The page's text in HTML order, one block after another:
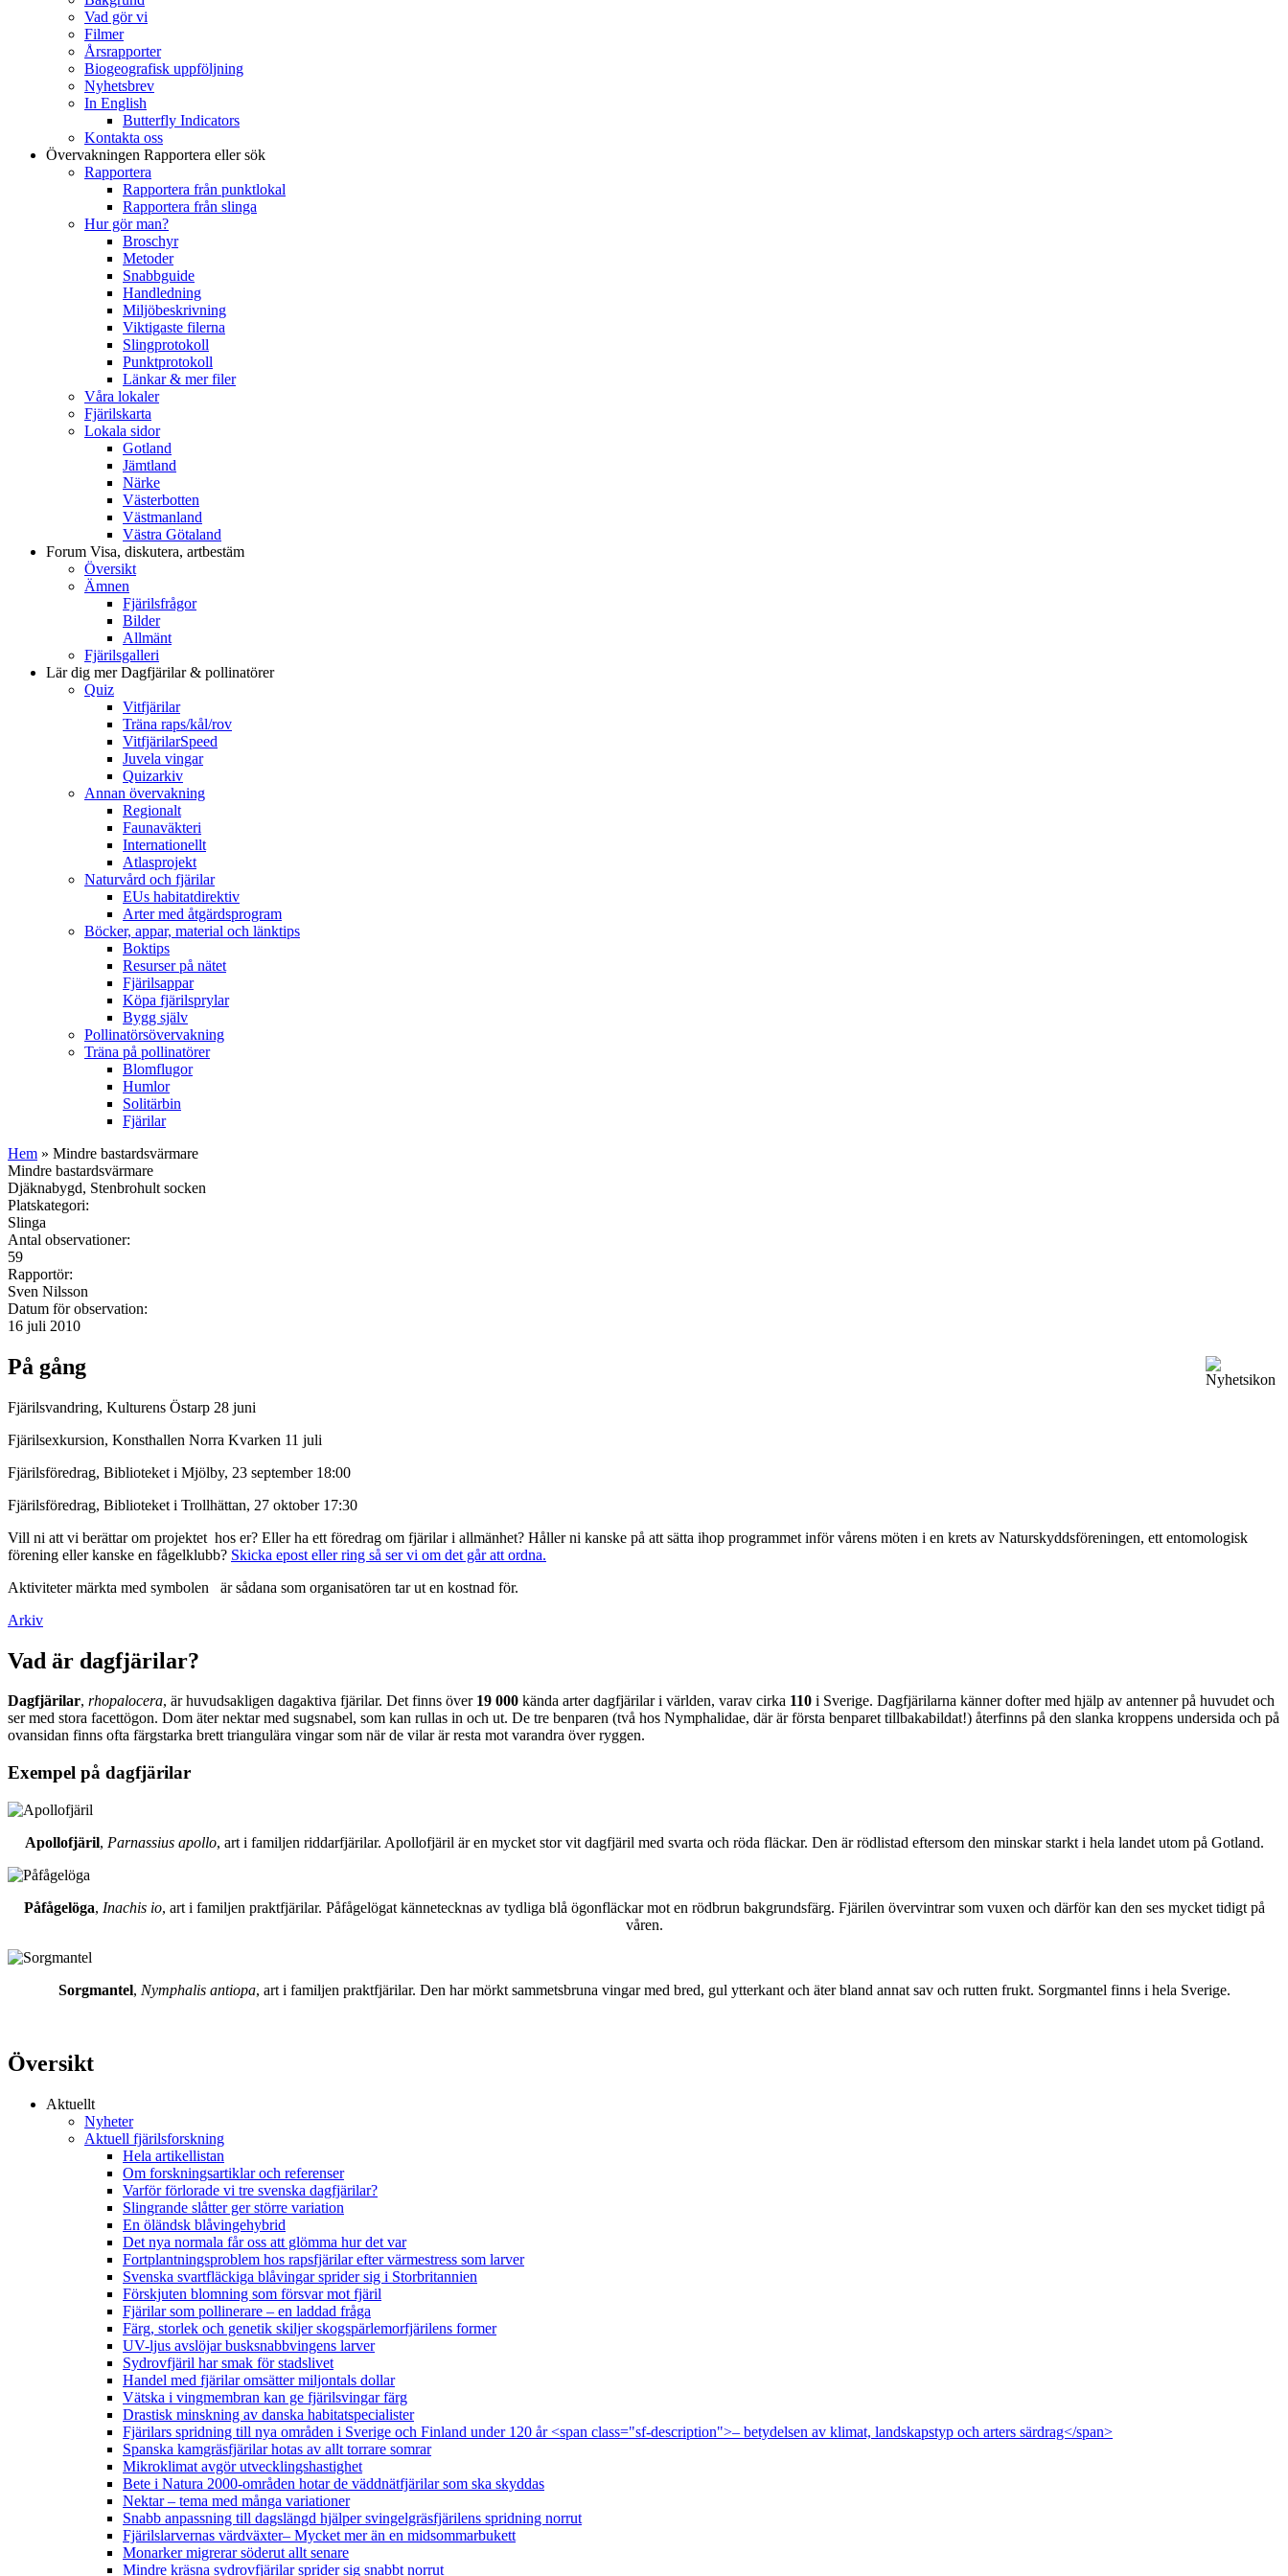
Vad gör vi
Filmer
Årsrapporter
Biogeografisk uppföljning
Nyhetsbrev
In English
Butterfly Indicators
Kontakta oss
Övervakningen Rapportera eller sök
Rapportera
Rapportera från punktlokal
Rapportera från slinga
Hur gör man?
Broschyr
Metoder
Snabbguide
Handledning
Miljöbeskrivning
Viktigaste filerna
Slingprotokoll
Punktprotokoll
Länkar & mer filer
Våra lokaler
Fjärilskarta
Lokala sidor
Gotland
Jämtland
Närke
Västerbotten
Västmanland
Västra Götaland
Forum Visa, diskutera, artbestäm
Översikt
Ämnen
Fjärilsfrågor
Bilder
Allmänt
Fjärilsgalleri
Lär dig merDagfjärilar & pollinatörer
Quiz
Vitfjärilar
Träna raps/kål/rov
VitfjärilarSpeed
Juvela vingar
Quizarkiv
Annan övervakning
Regionalt
Faunaväkteri
Internationellt
Atlasprojekt
Naturvård och fjärilar
EUs habitatdirektiv
Arter med åtgärdsprogram
Böcker, appar, material och länktips
Boktips
Resurser på nätet
Fjärilsappar
Köpa fjärilsprylar
Bygg själv
Pollinatörsövervakning
Träna på pollinatörer
Blomflugor
Humlor
Solitärbin
Fjärilar
Hem » Mindre bastardsvärmare
Mindre bastardsvärmare
Djäknabygd, Stenbrohult socken
Platskategori:
Slinga
Antal observationer:
59
Rapportör:
Sven Nilsson
Datum för observation:
16 juli 2010
På gång
Fjärilsvandring, Kulturens Östarp 28 juni
Fjärilsexkursion, Konsthallen Norra Kvarken 11 juli
Fjärilsföredrag, Biblioteket i Mjölby, 23 september 18:00
Fjärilsföredrag, Biblioteket i Trollhättan, 27 oktober 17:30
Vill ni att vi berättar om projektet hos er? Eller ha ett föredrag om fjärilar i allmänhet? Håller ni kanske på att sätta ihop programmet inför vårens möten i en krets av Naturskyddsföreningen, ett entomologisk
förening eller kanske en fågelklubb? Skicka epost eller ring så ser vi om det går att ordna.
Aktiviteter märkta med symbolen
är sådana som organisatören tar ut en kostnad för.
Arkiv
Vad är dagfjärilar?
Dagfjärilar, rhopalocera, är huvudsakligen dagaktiva fjärilar. Det finns över 19 000 kända arter dagfjärilar i världen, varav cirka 110 i Sverige. Dagfjärilarna känner dofter med hjälp av antenner på huvudet och
ser med stora facettögon. Dom äter nektar med sugsnabel, som kan rullas in och ut. De tre benparen (två hos Nymphalidae, där är första benparet tillbakabildat!) återfinns på den slanka kroppens undersida och på
ovansidan finns ofta färgstarka brett triangulära vingar som när de vilar är resta mot varandra över ryggen.
Exempel på dagfjärilar
Apollofjäril, Parnassius apollo, art i familjen riddarfjärilar. Apollofjäril är en mycket stor vit dagfjäril med svarta och röda fläckar. Den är rödlistad eftersom den minskar starkt i hela landet utom på Gotland.
Påfågelöga, Inachis io, art i familjen praktfjärilar. Påfågelögat kännetecknas av tydliga blå ögonfläckar mot en rödbrun bakgrundsfärg. Fjärilen övervintrar som vuxen och därför kan den ses mycket tidigt på
våren.
Sorgmantel, Nymphalis antiopa, art i familjen praktfjärilar. Den har mörkt sammetsbruna vingar med bred, gul ytterkant och äter bland annat sav och rutten frukt. Sorgmantel finns i hela Sverige.
Översikt
Aktuellt
Nyheter
Aktuell fjärilsforskning
Hela artikellistan
Om forskningsartiklar och referenser
Varför förlorade vi tre svenska dagfjärilar?
Slingrande slåtter ger större variation
En öländsk blåvingehybrid
Det nya normala får oss att glömma hur det var
Fortplantningsproblem hos rapsfjärilar efter värmestress som larver
Svenska svartfläckiga blåvingar sprider sig i Storbritannien
Förskjuten blomning som försvar mot fjäril
Fjärilar som pollinerare – en laddad fråga
Färg, storlek och genetik skiljer skogspärlemorfjärilens former
UV-ljus avslöjar busksnabbvingens larver
Sydrovfjäril har smak för stadslivet
Handel med fjärilar omsätter miljontals dollar
Vätska i vingmembran kan ge fjärilsvingar färg
Drastisk minskning av danska habitatspecialister
Fjärilars spridning till nya områden i Sverige och Finland under 120 år <span class="sf-description">– betydelsen av klimat, landskapstyp och arters särdrag</span>
Spanska kamgräsfjärilar hotas av allt torrare somrar
Mikroklimat avgör utvecklingshastighet
Bete i Natura 2000-områden hotar de väddnätfjärilar som ska skyddas
Nektar – tema med många variationer
Snabb anpassning till dagslängd hjälper svingelgräsfjärilens spridning norrut
Fjärilslarvernas värdväxter– Mycket mer än en midsommarbukett
Monarker migrerar söderut allt senare
Mindre kräsna sydrovfjärilar sprider sig snabbt norrut